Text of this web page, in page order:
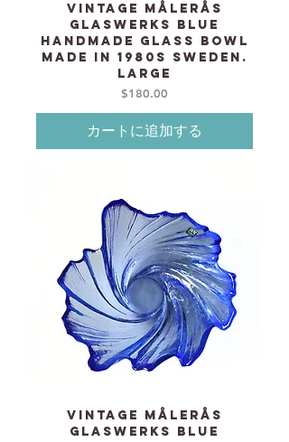
Vintage Målerås
Glaswerks Blue
Handmade Glass bowl
made in 1980s Sweden.
Large
価格
$180.00
カートに追加する
Vintage Målerås
Glaswerks Blue